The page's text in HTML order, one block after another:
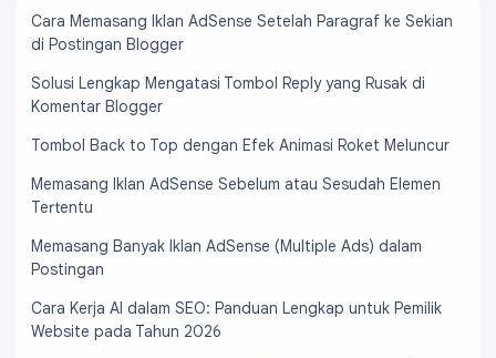
Cara Memasang Iklan AdSense Setelah Paragraf ke Sekian
di Postingan Blogger
Solusi Lengkap Mengatasi Tombol Reply yang Rusak di
Komentar Blogger
Tombol Back to Top dengan Efek Animasi Roket Meluncur
Memasang Iklan AdSense Sebelum atau Sesudah Elemen
Tertentu
Memasang Banyak Iklan AdSense (Multiple Ads) dalam
Postingan
Cara Kerja AI dalam SEO: Panduan Lengkap untuk Pemilik
Website pada Tahun 2026